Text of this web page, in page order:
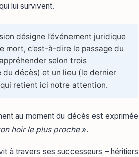
lui survivent.
désigne l’événement juridique
c’est-à-dire le passage du
selon trois
décès) et un lieu (le dernier
retient ici notre attention.
au moment du décès est exprimée
hoir le plus proche».
à travers ses successeurs – héritiers